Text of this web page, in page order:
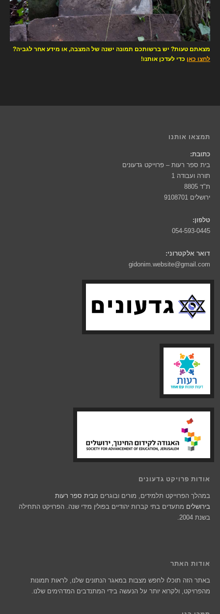
מצאתם טעות? יש ברשותכם תמונה ישנה של המצבה, או מידע אחר לגביה?
לחצו כאן כדי לעדכן אותנו!
תמצאו אותנו
כתובת:
בית ספר רעות – פרוייקט גדעונים
תורה ועבודה 1
ת"ד 8805
ירושלים 9108701
טלפון:
054-593-0445
דואר אלקטרוני:
gidonim.website@gmail.com
אודות פרויקט גדעונים
במהלך הפרוייקט תלמידים, מורים ובוגרים מבית ספר רעות
בירושלים מתעדים בתי קברות יהודיים בפולין מידי שנה. הפרויקט התחילה
בשנת 2004.
אודות האתר
באתר הזה תוכלו לחפש מצבות במאגר הנתונים שלנו, לראות תמונות
מהפרויקט, ולקרוא יותר על הנעשה בידי המתנדבים המדהימים שלנו.